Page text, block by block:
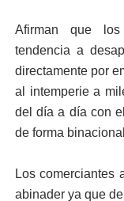
Afirman que los
tendencia a
directamente por
al intemperie a
del día a día con
de forma
Los comerciantes
abinader ya que